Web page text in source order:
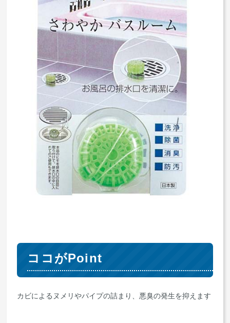
ココがPoint
カビによるヌメリやパイプの詰まり、悪臭の発生を抑えます